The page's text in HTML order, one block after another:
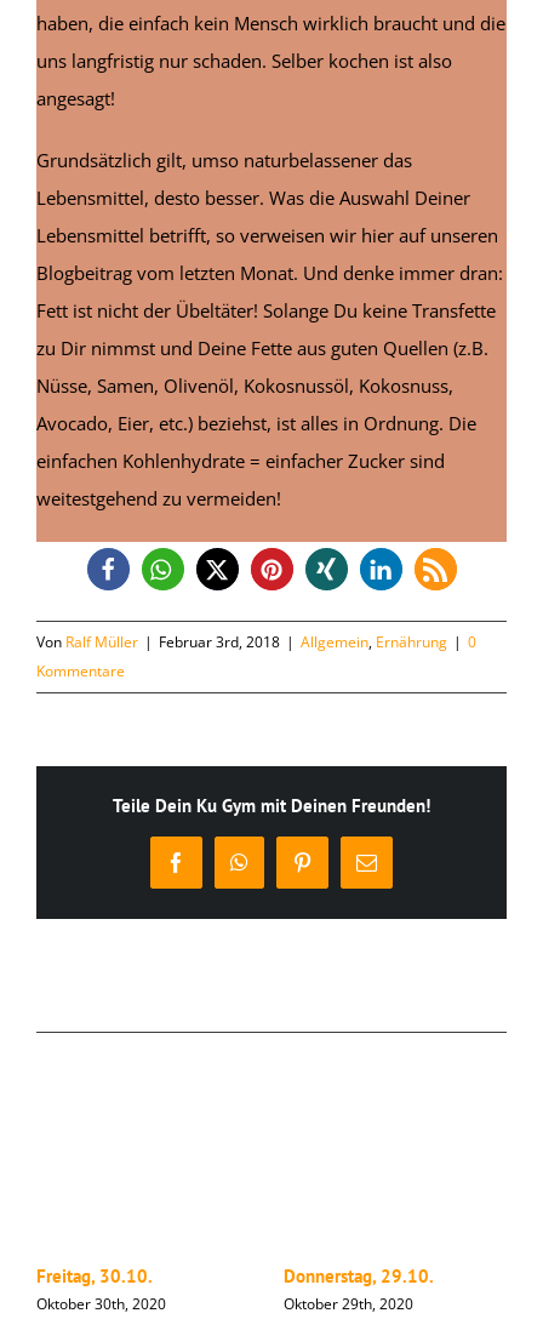
haben, die einfach kein Mensch wirklich braucht und die
uns langfristig nur schaden. Selber kochen ist also
angesagt!
Grundsätzlich gilt, umso naturbelassener das
Lebensmittel, desto besser. Was die Auswahl Deiner
Lebensmittel betrifft, so verweisen wir hier auf unseren
Blogbeitrag vom letzten Monat. Und denke immer dran:
Fett ist nicht der Übeltäter! Solange Du keine Transfette
zu Dir nimmst und Deine Fette aus guten Quellen (z.B.
Nüsse, Samen, Olivenöl, Kokosnussöl, Kokosnuss,
Avocado, Eier, etc.) beziehst, ist alles in Ordnung. Die
einfachen Kohlenhydrate = einfacher Zucker sind
weitestgehend zu vermeiden!
Von Ralf Müller | Februar 3rd, 2018 | Allgemein, Ernährung | 0
Kommentare
Teile Dein Ku Gym mit Deinen Freunden!
FacebookWhatsAppPinterest
E-
Mail
Freitag, 30.10.
Oktober 30th, 2020
Donnerstag, 29.10.
Oktober 29th, 2020